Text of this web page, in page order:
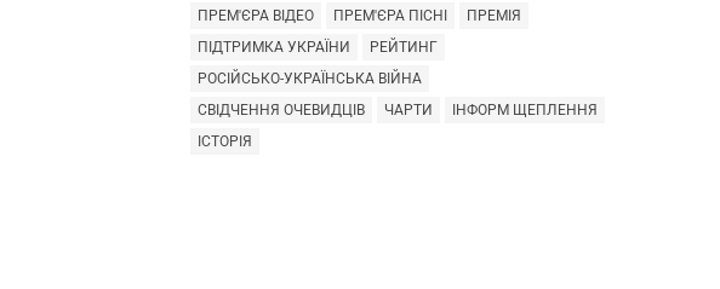
ПРЕМ'ЄРА ВІДЕО
ПРЕМ'ЄРА ПІСНІ
ПРЕМІЯ
ПІДТРИМКА УКРАЇНИ
РЕЙТИНГ
РОСІЙСЬКО-УКРАЇНСЬКА ВІЙНА
СВІДЧЕННЯ ОЧЕВИДЦІВ
ЧАРТИ
ІНФОРМ ЩЕПЛЕННЯ
ІСТОРІЯ